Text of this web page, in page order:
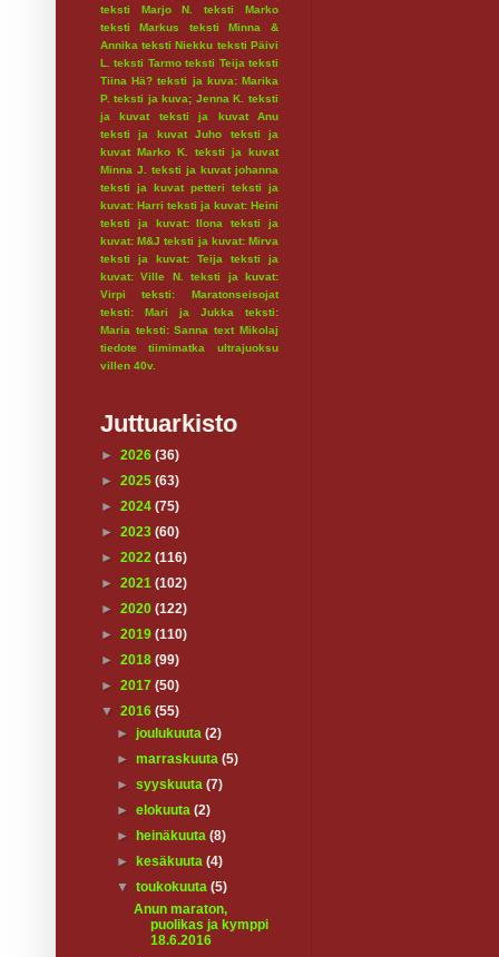
teksti Marjo N.
teksti Marko
teksti Markus
teksti Minna &
Annika teksti Niekku teksti Päivi
L.
teksti Tarmo teksti Teija teksti
Tiina Hä? teksti ja kuva: Marika
P. teksti ja kuva; Jenna K.
teksti
ja kuvat
teksti ja kuvat Anu
teksti ja kuvat Juho
teksti ja
kuvat Marko K.
teksti ja kuvat
Minna J.
teksti ja kuvat johanna
teksti ja kuvat petteri
teksti ja
kuvat: Harri teksti ja kuvat: Heini
teksti ja kuvat: Ilona
teksti ja
kuvat: M&J teksti ja kuvat: Mirva
teksti ja kuvat: Teija
teksti ja
kuvat: Ville N.
teksti ja kuvat:
Virpi
teksti: Maratonseisojat
teksti: Mari ja Jukka
teksti:
Maria teksti: Sanna text Mikolaj
tiedote
tiimimatka
ultrajuoksu
villen 40v.
Juttuarkisto
► 2026 (36)
► 2025 (63)
► 2024 (75)
► 2023 (60)
► 2022 (116)
► 2021 (102)
► 2020 (122)
► 2019 (110)
► 2018 (99)
► 2017 (50)
▼ 2016 (55)
►joulukuuta(2)
►marraskuuta(5)
►syyskuuta(7)
►elokuuta(2)
►
heinäkuuta(8)
►
kesäkuuta(4)
▼toukokuuta(5)
Anun maraton,
puolikas ja kymppi
18.6.2016